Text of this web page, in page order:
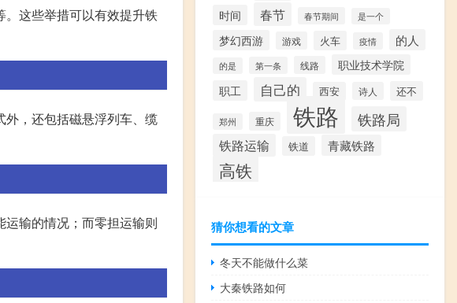
这些举措可以有效提升铁
，还包括磁悬浮列车、缆
输的情况；而零担运输则
时间 春节 春节期间 是一个
梦幻西游 游戏 火车 疫情 的人
的是 第一条 线路
职业技术学院
职工
自己的 西安 诗人 还不
郑州 重庆 铁路 铁路局
铁路运输 铁道 青藏铁路
高铁
猜你想看的文章
冬天不能做什么菜
大秦铁路如何